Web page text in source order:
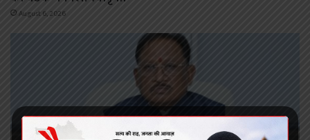
August 6, 2026